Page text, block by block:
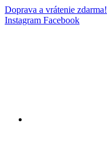
Doprava a vrátenie zdarma!
Instagram Facebook